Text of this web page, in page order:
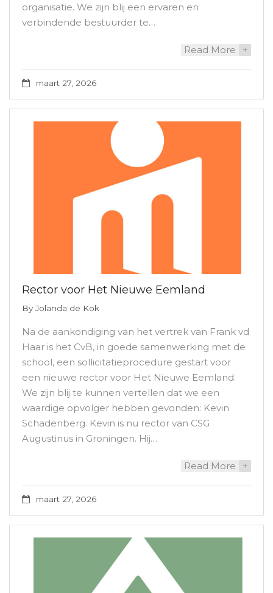
organisatie. We zijn blij een ervaren en
verbindende bestuurder te…
Read More +
maart 27, 2026
Rector voor Het Nieuwe Eemland
By Jolanda de Kok
Na de aankondiging van het vertrek van Frank vd
Haar is het CvB, in goede samenwerking met de
school, een sollicitatieprocedure gestart voor
een nieuwe rector voor Het Nieuwe Eemland.
We zijn blij te kunnen vertellen dat we een
waardige opvolger hebben gevonden: Kevin
Schadenberg. Kevin is nu rector van CSG
Augustinus in Groningen. Hij…
Read More +
maart 27, 2026